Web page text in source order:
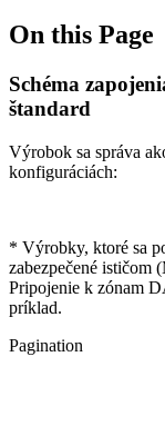
On this Page
Schéma
štandard
Výrobok sa správa
konfiguráciách:
* Výrobky, ktoré sa
zabezpečené ističom
Pripojenie k zónam
príklad.
Pagination